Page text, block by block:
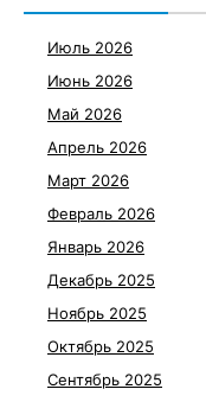
Июль 2026
Июнь 2026
Май 2026
Апрель 2026
Март 2026
Февраль 2026
Январь 2026
Декабрь 2025
Ноябрь 2025
Октябрь 2025
Сентябрь 2025